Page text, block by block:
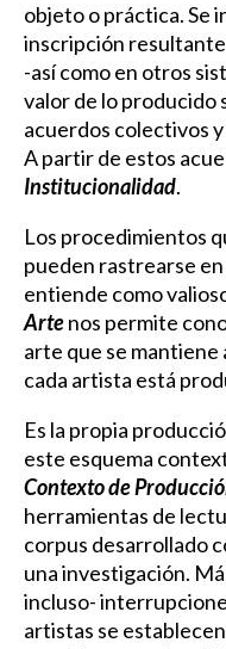
objeto o práctica. Se
inscripción
-así como en otros
valor de lo producido
acuerdos colectivos
A partir de estos
Institucionalidad.
Los procedimientos
pueden rastrearse
entiende como
Artenos permite
arte que se mantiene
cada artista está
Es la propia
este esquema
Contexto de
herramientas de
corpus desarrollado
una investigación.
incluso-
artistas se